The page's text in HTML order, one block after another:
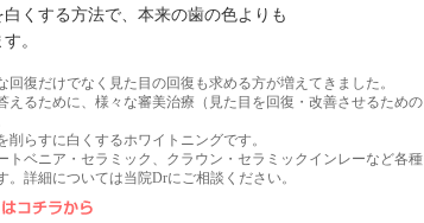
くする方法で、本来の歯の色よりも
。
回復だけでなく見た目の回復も求める方が増えてきました。
えるために、様々な審美治療（見た目を回復・改善させるための
削らすに白くするホワイトニングです。
トベニア・セラミック、クラウン・セラミックインレーなど各種
。詳細については当院Drにご相談ください。